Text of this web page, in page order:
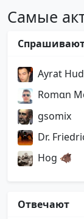
Самые
Ayrat
Romɑn
gsomix
Dr.
Hog 🐗
Отвечают